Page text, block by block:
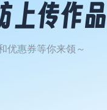
优惠券等你来领～